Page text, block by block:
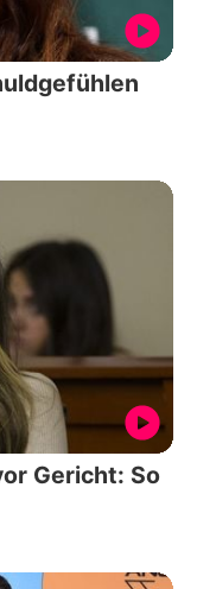
Gericht: So